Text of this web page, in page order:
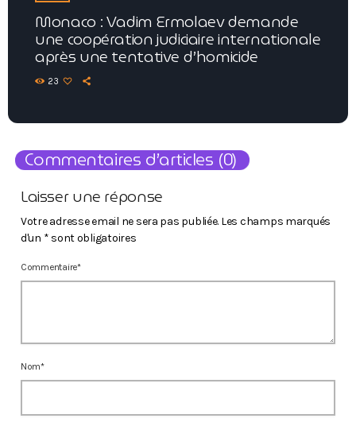
Monaco : Vadim Ermolaev demande
une coopération judiciaire internationale
après une tentative d’homicide
23
Commentaires d’articles (0)
Laisser une réponse
Votre adresse email ne sera pas publiée. Les champs marqués
d'un * sont obligatoires
Commentaire*
Nom*